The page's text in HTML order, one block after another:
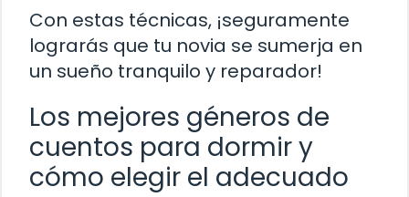
Con estas técnicas, ¡seguramente
lograrás que tu novia se sumerja en
un sueño tranquilo y reparador!
Los mejores géneros de
cuentos para dormir y
cómo elegir el adecuado